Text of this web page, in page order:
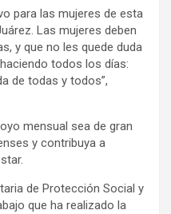
para las mujeres de esta
Las mujeres deben
y que no les quede duda
todos los días:
de todas y todos”,
mensual sea de gran
y contribuya a
de Protección Social y
que ha realizado la